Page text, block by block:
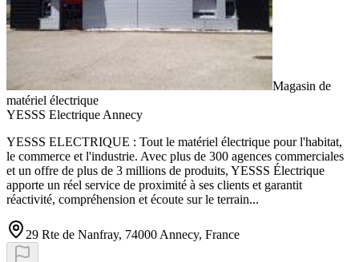
Magasin de
matériel électrique
YESSS Electrique Annecy
YESSS ELECTRIQUE : Tout le matériel électrique pour l'habitat,
le commerce et l'industrie. Avec plus de 300 agences commerciales
et un offre de plus de 3 millions de produits, YESSS Électrique
apporte un réel service de proximité à ses clients et garantit
réactivité, compréhension et écoute sur le terrain...
29 Rte de Nanfray, 74000 Annecy, France